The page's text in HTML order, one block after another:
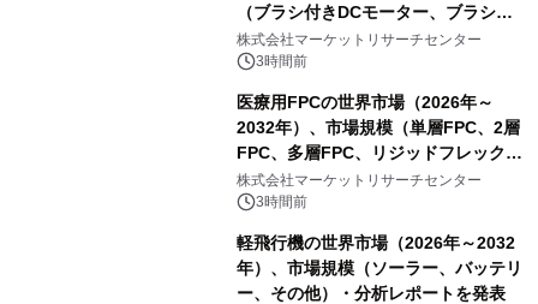
（ブラシ付きDCモーター、ブラシレ
スDCモーター）・分析レポートを発
表
株式会社マーケットリサーチセンター
3時間前
医療用FPCの世界市場（2026年～
2032年）、市場規模（単層FPC、2層
FPC、多層FPC、リジッドフレックス
PCB）・分析レポートを発表
株式会社マーケットリサーチセンター
3時間前
軽飛行機の世界市場（2026年～2032
年）、市場規模（ソーラー、バッテリ
ー、その他）・分析レポートを発表